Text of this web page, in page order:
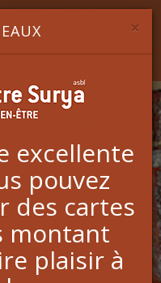
YOGA ET
×
excellente
pouvez
des cartes
montant
plaisir à